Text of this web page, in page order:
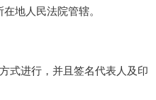
地人民法院管辖。
进行，并且签名代表人及印